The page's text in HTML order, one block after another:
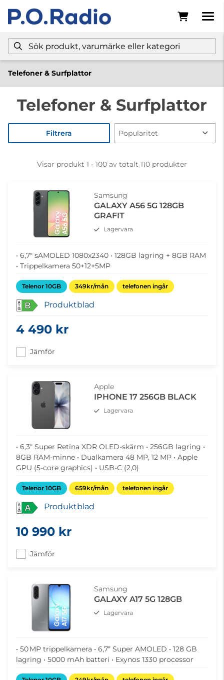
Telefoner & Surfplattor
Telefoner & Surfplattor
Filtrera
Visar produkt 1 - 100 av totalt 110 produkter
Samsung
GALAXY A56 5G 128GB
GRAFIT
Lagervara
• 6,7" sAMOLED 1080x2340 • 128GB lagring + 8GB RAM
• Trippelkamera 50+12+5MP
Telenor 10GB 349kr/mån telefonen ingår
B Produktblad
4 490 kr
Jämför
Apple
IPHONE 17 256GB BLACK
Lagervara
• 6,3" Super Retina XDR OLED-skärm • 256GB lagring •
8GB RAM-minne • Dualkamera 48 MP, 12 MP • Apple
GPU (5-core graphics) • USB-C (2,0)
Telenor 10GB 659kr/mån telefonen ingår
A Produktblad
10 990 kr
Jämför
Samsung
GALAXY A17 5G 128GB
Lagervara
• 50 MP trippelkamera • 6,7ʺ Super AMOLED • 128 GB
lagring • 5000 mAh batteri • Exynos 1330 processor